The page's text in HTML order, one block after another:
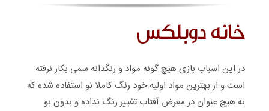
خانه دوبلکس
در این اسباب بازی هیچ گونه مواد و رنگدانه سمی بکار نرفته
است و از بهترین مواد اولیه خود رنگ کاملا نو استفاده شده که
به هیچ عنوان در معرض آفتاب تغییر رنگ نداده و بدون بو